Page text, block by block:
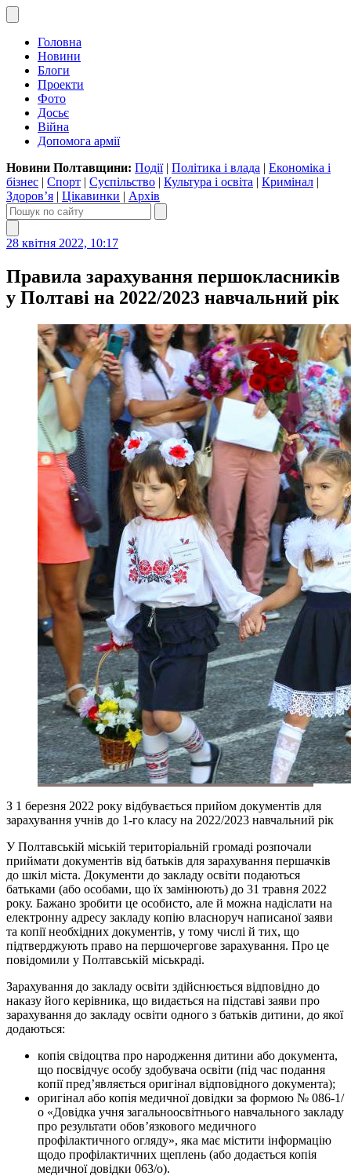
Головна
Новини
Блоги
Проекти
Фото
Досьє
Війна
Допомога армії
Новини Полтавщини: Події| Політика і влада | Економіка і
бізнес | Спорт | Суспільство | Культура і освіта | Кримінал |
Здоров’я | Цікавинки | Архів
28 квітня 2022, 10:17
Правила зарахування першокласників
у Полтаві на 2022/2023 навчальний рік
З 1 березня 2022 року відбувається прийом документів для
зарахування учнів до 1-го класу на 2022/2023 навчальний рік
У Полтавській міській територіальній громаді розпочали
приймати документів від батьків для зарахування першачків
до шкіл міста. Документи до закладу освіти подаються
батьками (або особами, що їх замінюють) до 31 травня 2022
року. Бажано зробити це особисто, але й можна надіслати на
електронну адресу закладу копію власноруч написаної заяви
та копії необхідних документів, у тому числі й тих, що
підтверджують право на першочергове зарахування. Про це
повідомили у Полтавській міськраді.
Зарахування до закладу освіти здійснюється відповідно до
наказу його керівника, що видається на підставі заяви про
зарахування до закладу освіти одного з батьків дитини, до якої
додаються:
копія свідоцтва про народження дитини або документа,
що посвідчує особу здобувача освіти (під час подання
копії пред’являється оригінал відповідного документа);
оригінал або копія медичної довідки за формою № 086-1/
о «Довідка учня загальноосвітнього навчального закладу
про результати обов’язкового медичного
профілактичного огляду», яка має містити інформацію
щодо профілактичних щеплень (або додається копія
медичної довідки 063/о).